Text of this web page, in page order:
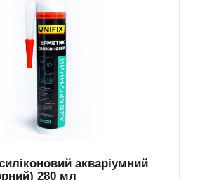
акваріумний
280 мл